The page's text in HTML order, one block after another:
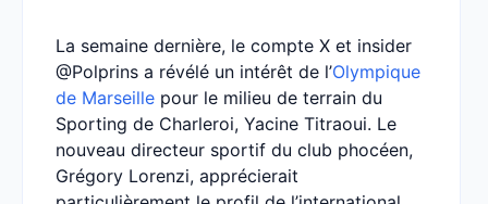
La semaine dernière, le compte X et insider
@Polprins a révélé un intérêt de l’Olympique
de Marseille pour le milieu de terrain du
Sporting de Charleroi, Yacine Titraoui. Le
nouveau directeur sportif du club phocéen,
Grégory Lorenzi, apprécierait